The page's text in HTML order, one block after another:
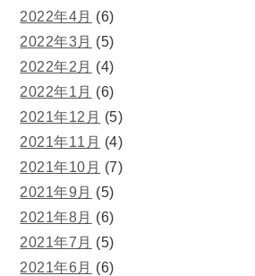
2022年4月 (6)
2022年3月 (5)
2022年2月 (4)
2022年1月 (6)
2021年12月 (5)
2021年11月 (4)
2021年10月 (7)
2021年9月 (5)
2021年8月 (6)
2021年7月 (5)
2021年6月 (6)